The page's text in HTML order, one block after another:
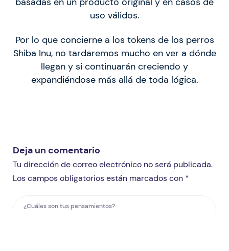
uso válidos.
Por lo que concierne a los tokens de los perros
Shiba Inu, no tardaremos mucho en ver a dónde
llegan y si continuarán creciendo y
expandiéndose más allá de toda lógica.
Deja un comentario
Tu dirección de correo electrónico no será publicada.
Los campos obligatorios están marcados con *